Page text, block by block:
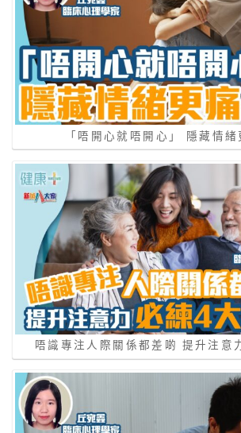
「唔開心就唔開心」 隱藏情緒
唔識專注人際關係都差啲 提升注意